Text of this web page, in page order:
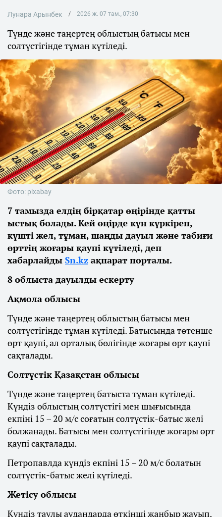
Лунара Арынбек 2026 ж. 07 там., 07:30
Түнде және таңертең облыстың батысы мен
солтүстігінде тұман күтіледі.
Фото: pixabay
7 тамызда елдің бірқатар өңірінде қатты
ыстық болады. Кей өңірде күн күркіреп,
күшті жел, тұман, шаңды дауыл және табиғи
өрттің жоғары қаупі күтіледі, деп
хабарлайды Sn.kz ақпарат порталы.
8 облыста дауылды ескерту
Ақмола облысы
Түнде және таңертең облыстың батысы мен
солтүстігінде тұман күтіледі. Батысында төтенше
өрт қаупі, ал орталық бөлігінде жоғары өрт қаупі
сақталады.
Солтүстік Қазақстан облысы
Түнде және таңертең батыста тұман күтіледі.
Күндіз облыстың солтүстігі мен шығысында
екпіні 15 – 20 м/с соғатын солтүстік-батыс желі
болжанады. Батысы мен солтүстігінде жоғары өрт
қаупі сақталады.
Петропавлда күндіз екпіні 15 – 20 м/с болатын
солтүстік-батыс желі күтіледі.
Жетісу облысы
Күндіз таулы аудандарда өткінші жаңбыр жауып,